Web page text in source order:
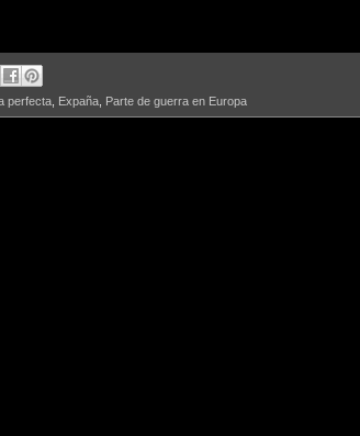
perfecta Expaña Parte de guerra en Europa